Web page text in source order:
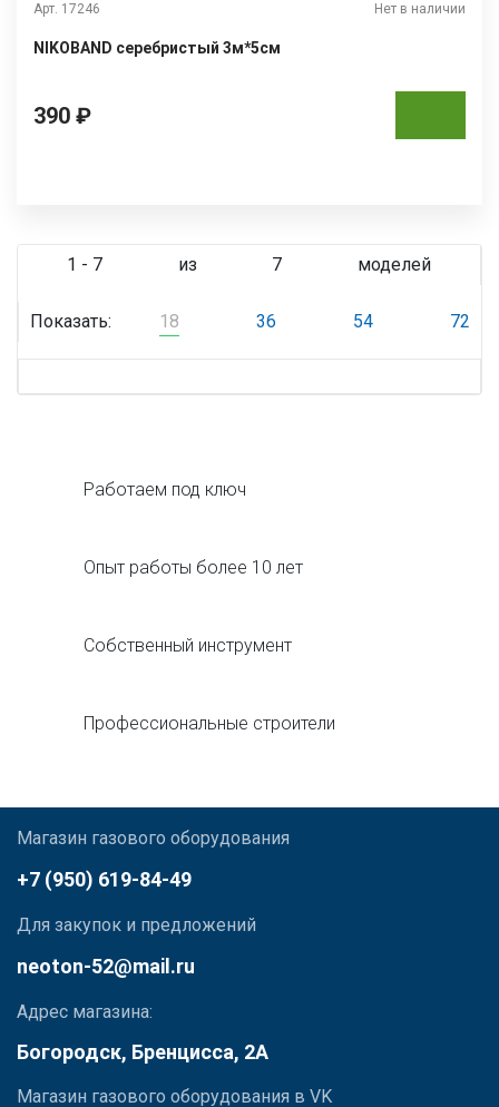
Арт. 17246 Нет в наличии
NIKOBAND серебристый 3м*5см
390 ₽
1 - 7 из 7 моделей
Показать: 18 36 54 72
Работаем под ключ
Опыт работы более 10 лет
Собственный инструмент
Профессиональные строители
Магазин газового оборудования
+7 (950) 619-84-49
Для закупок и предложений
neoton-52@mail.ru
Адрес магазина:
Богородск, Бренцисса, 2А
Магазин газового оборудования в VK